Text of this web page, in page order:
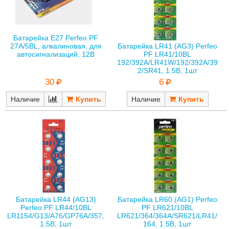
Батарейка E27 Perfeo PF
27A/5BL, алкалиновая, для
автосигнализаций, 12В
30
Наличие
Батарейка LR41 (AG3) Perfeo
PF LR41/10BL
192/392A/LR41W/192/392A/39
2/SR41, 1.5В, 1шт
6
Наличие
Батарейка LR44 (AG13)
Perfeo PF LR44/10BL
LR1154/G13/A76/GP76A/357,
1.5В, 1шт
Батарейка LR60 (AG1) Perfeo
PF LR621/10BL
LR621/364/364A/SR621/LR41/
164, 1.5В, 1шт